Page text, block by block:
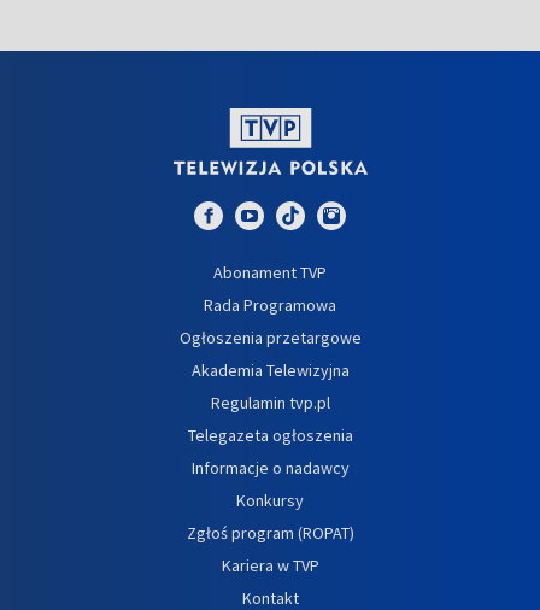
Abonament TVP
Rada Programowa
Ogłoszenia przetargowe
Akademia Telewizyjna
Regulamin tvp.pl
Telegazeta ogłoszenia
Informacje o nadawcy
Konkursy
Zgłoś program (ROPAT)
Kariera w TVP
Kontakt